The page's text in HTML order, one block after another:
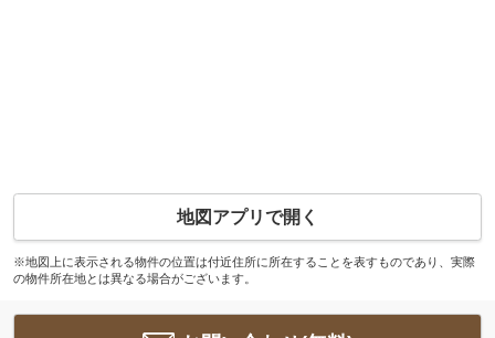
地図アプリで開く
※地図上に表示される物件の位置は付近住所に所在することを表すものであり、実際
の物件所在地とは異なる場合がございます。